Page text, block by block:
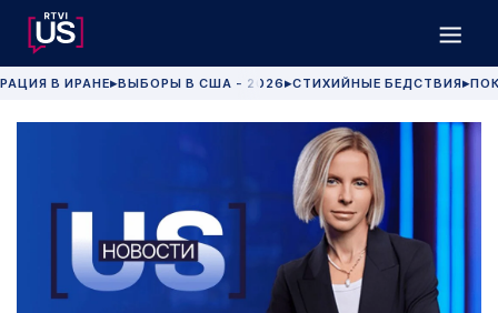
В ИРАНЕ▶ВЫБОРЫ В США - 2026 ▶СТИХИЙНЫЕ БЕДСТВИЯ▶